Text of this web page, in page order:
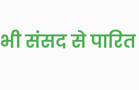
संसद से